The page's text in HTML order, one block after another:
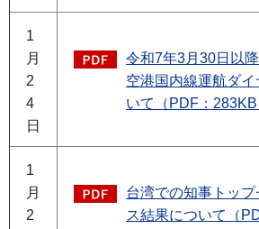
1
月
2
4
日
令和7年3月30日以
空港国内線運航ダイ
いて（PDF：283KB
1
月
2
台湾での知事トップ
ス結果について（